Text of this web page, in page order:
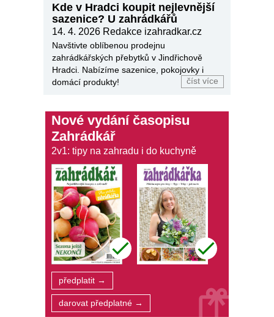
Kde v Hradci koupit nejlevnější
sazenice? U zahrádkářů
14. 4. 2026 Redakce izahradkar.cz
Navštivte oblíbenou prodejnu
zahrádkářských přebytků v Jindřichově
Hradci. Nabízíme sazenice, pokojovky i
domácí produkty!
číst více
Nové vydání časopisu
Zahrádkář
2v1: tipy na zahradu i do kuchyně
předplatit →
darovat předplatné →